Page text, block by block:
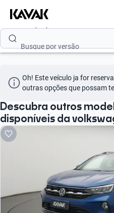
Busque por modelo
Busque por marca
Busque por modelo
Busque por versão
Oh! Este veículo ja for
outras opções que possam
Descubra outros
disponíveis da